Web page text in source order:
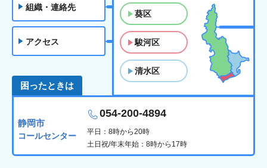
組織・連絡先
アクセス
葵区
駿河区
清水区
困ったときは
静岡市
コールセンター
054-200-4894
平日：8時から20時
土日祝/年末年始：8時から17時